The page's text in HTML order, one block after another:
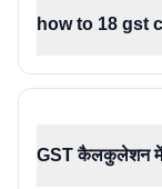
how to 18 gst
GST कैलकुलेशन में